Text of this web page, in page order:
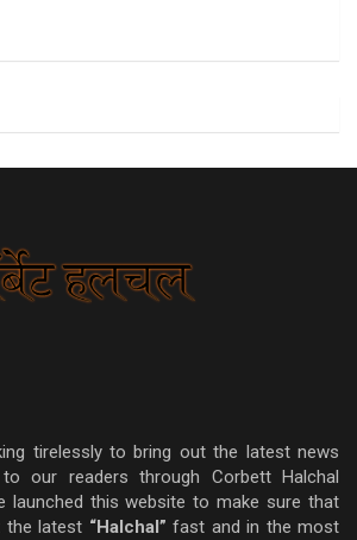
tirelessly to bring out the latest news
our readers through Corbett Halchal
launched this website to make sure that
the latest “Halchal” fast and in the most